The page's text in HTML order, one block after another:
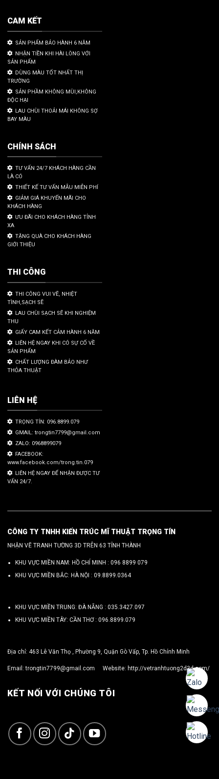
CAM KẾT
SẢN PHẨM BẢO HÀNH 6 NĂM
NHẬN TIỀN KHI HÀI LÒNG VỚI
SẢN PHẨM
DÙNG MÀU TỐT NHẤT THỊ
TRƯỜNG
SẢN PHẦM KHÔNG MÙI,KHÔNG
ĐỘC HẠI
LAU CHÙI THOẢI MÁI KHÔNG SỢ
BAY MÀU
CHÍNH SÁCH
TƯ VẤN 24/7 KHÁCH HÀNG CẦN
LÀ CÓ
THIẾT KẾ TƯ VẤN MẪU MIỄN PHÍ
GIẢM GIÁ KHUYẾN MÃI CHO
KHÁCH HÀNG
ƯU ĐÃI CHO KHÁCH HÀNG TỈNH
XA
TẶNG QUÀ CHO KHÁCH HÀNG
GIỚI THIỆU
THI CÔNG
THI CÔNG VUI VẼ, NHIỆT
TÌNH,SẠCH SẼ
LAU CHÙI SẠCH SẼ KHI NGHIỆM
THU
GIẤY CAM KẾT CẢM HÀNH 6 NĂM
LIÊN HỆ NGAY KHI CÓ SỰ CỐ VỀ
SẢN PHẨM
CHẤT LƯỢNG ĐÀM BẢO NHƯ
THỎA THUẬT
LIÊN HỆ
TRỌNG TÍN: 096.8899.079
GMAIL: trongtin7799@gmail.com
ZALO: 0968899079
FACEBOOK:
www.facebook.com/trong.tin.079
LIÊN HỆ NGAY ĐỂ NHẬN ĐƯỢC TƯ
VẤN 24/7.
CÔNG TY TNHH KIẾN TRÚC MĨ THUẬT TRỌNG TÍN
NHẬN VẼ TRANH TƯỜNG 3D TRÊN 63 TỈNH THÀNH
KHU VỰC MIỀN NAM: HỒ CHÍ MINH : 096 8899 079
KHU VỰC MIỀN BẮC: HÀ NỘI : 09.8899.0364
KHU VỰC MIỀN TRUNG: ĐÀ NẴNG : 035.3427.097
KHU VỰC MIỀN TÂY: CẦN THƠ : 096.8899.079
Địa chỉ: 463 Lê Văn Thọ , Phường 9, Quận Gò Vấp, Tp. Hồ Chính Minh
Email:trongtin7799@gmail.com Website: http://vetranhtuong2d3d.com/
KẾT NỐI VỚI CHÚNG TÔI